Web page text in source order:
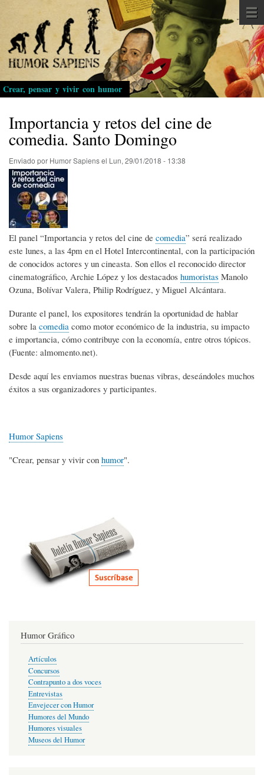
Pasar
al
contenido
principal
Crear, pensar y vivir con humor
Importancia y retos del cine de
comedia. Santo Domingo
Enviado por Humor Sapiensel Lun, 29/01/2018 - 13:38
El panel “Importancia y retos del cine de comedia” será realizado
este lunes, a las 4pm en el Hotel Intercontinental, con la participación
de conocidos actores y un cineasta. Son ellos el reconocido director
cinematográfico, Archie López y los destacados humoristas Manolo
Ozuna, Bolívar Valera, Philip Rodríguez, y Miguel Alcántara.
Durante el panel, los expositores tendrán la oportunidad de hablar
sobre la comedia como motor económico de la industria, su impacto
e importancia, cómo contribuye con la economía, entre otros tópicos.
(Fuente: almomento.net).
Desde aquí les enviamos nuestras buenas vibras, deseándoles muchos
éxitos a sus organizadores y participantes.
Humor Sapiens
"Crear, pensar y vivir con humor".
Humor Gráfico
Artículos
Concursos
Contrapunto a dos voces
Entrevistas
Envejecer con Humor
Humores del Mundo
Humores visuales
Museos del Humor